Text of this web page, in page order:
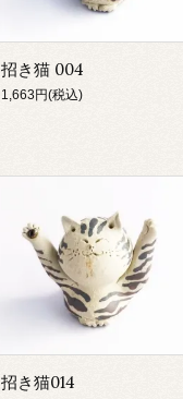
招き猫 004
1,663円(税込)
招き猫014